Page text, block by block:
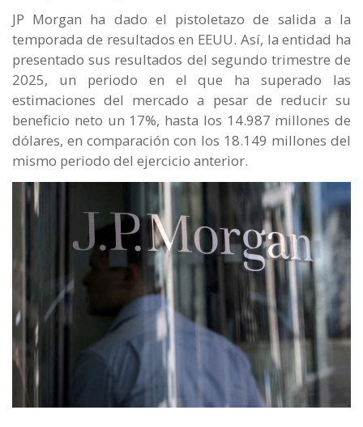
JP Morgan ha dado el pistoletazo de salida a la
temporada de resultados en EEUU. Así, la entidad ha
presentado sus resultados del segundo trimestre de
2025, un periodo en el que ha superado las
estimaciones del mercado a pesar de reducir su
beneficio neto un 17%, hasta los 14.987 millones de
dólares, en comparación con los 18.149 millones del
mismo periodo del ejercicio anterior.